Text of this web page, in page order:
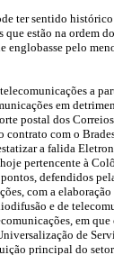
ter sentido
que estão na
englobasse pelo
a
em
postal dos
contrato com o
a falida
pertencente à
defendidos
com a
e de
em
de
principal do